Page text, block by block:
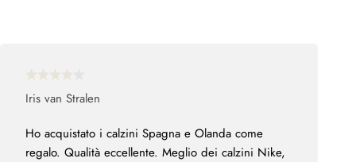
Iris van Stralen
Ho acquistato i calzini Spagna e Olanda come
regalo. Qualità eccellente. Meglio dei calzini Nike,